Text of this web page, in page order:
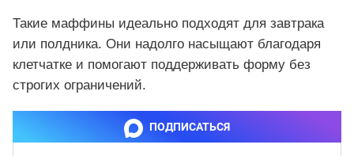
Такие маффины идеально подходят для завтрака
или полдника. Они надолго насыщают благодаря
клетчатке и помогают поддерживать форму без
строгих ограничений.
ПОДПИСАТЬСЯ